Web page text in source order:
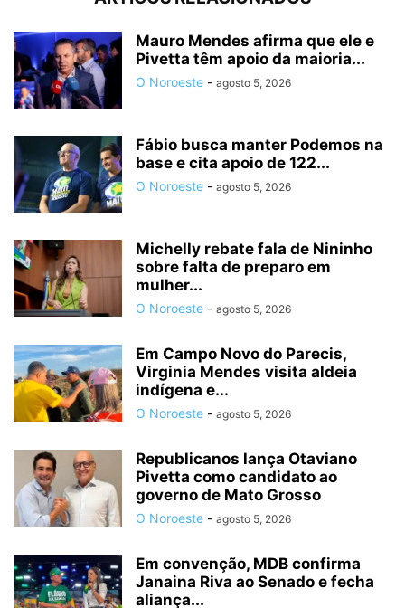
Mauro Mendes afirma que ele e
Pivetta têm apoio da maioria...
O Noroeste - agosto 5, 2026
Fábio busca manter Podemos na
base e cita apoio de 122...
O Noroeste - agosto 5, 2026
Michelly rebate fala de Nininho
sobre falta de preparo em
mulher...
O Noroeste - agosto 5, 2026
Em Campo Novo do Parecis,
Virginia Mendes visita aldeia
indígena e...
O Noroeste - agosto 5, 2026
Republicanos lança Otaviano
Pivetta como candidato ao
governo de Mato Grosso
O Noroeste - agosto 5, 2026
Em convenção, MDB confirma
Janaina Riva ao Senado e fecha
aliança...